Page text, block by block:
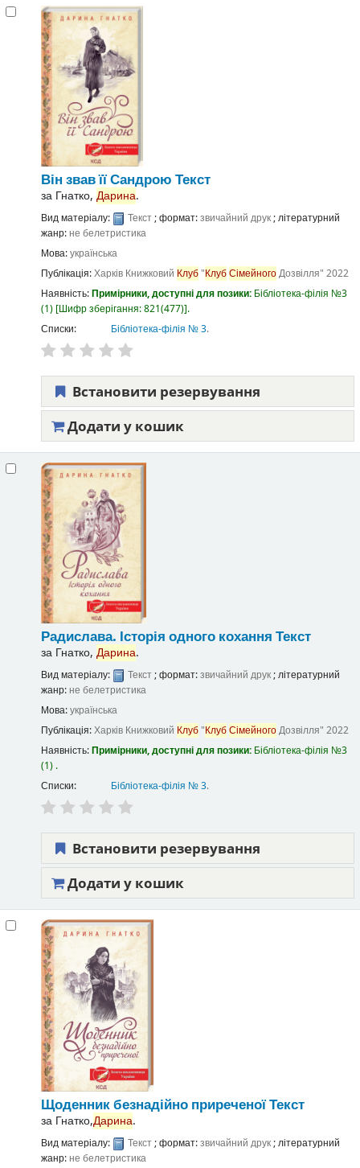
Він звав її Сандрою Текст
за Гнатко, Дарина.
Вид матеріалу: Текст; формат:звичайний друк; літературний
жанр:не белетристика
Мова:українська
Публікація:Харків Книжковий Клуб"КлубСімейногоДозвілля" 2022
Наявність:Примірники, доступні для позики: Бібліотека-філія №3
(1) Шифр зберігання:821(477) .
Списки:
Бібліотека-філія № 3.
Встановити резервування
Додати у кошик
Радислава. Історія одного кохання Текст
за Гнатко, Дарина.
Вид матеріалу: Текст; формат:звичайний друк; літературний
жанр: не белетристика
Мова:українська
Публікація:Харків Книжковий Клуб"КлубСімейногоДозвілля" 2022
Наявність:Примірники, доступні для позики: Бібліотека-філія №3
(1) .
Списки:
Бібліотека-філія № 3.
Встановити резервування
Додати у кошик
Щоденник безнадійно приреченоїТекст
за Гнатко,Дарина.
Вид матеріалу: Текст; формат:звичайний друк; літературний
жанр:не белетристика